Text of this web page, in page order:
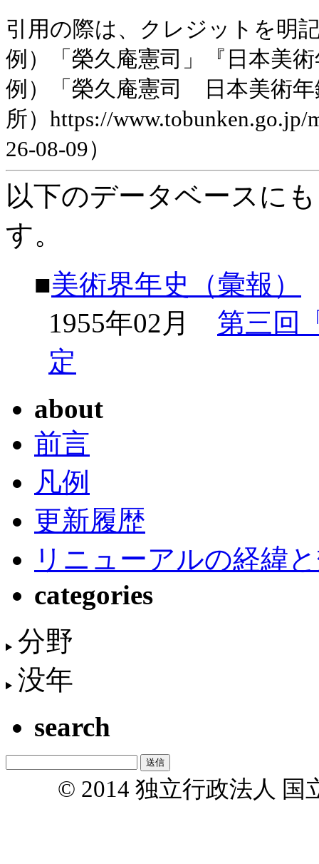
引用の際は、クレジットを明
例）「榮久庵憲司」『日本美
例）「榮久庵憲司 日本美術年
所）https://
26-08-09）
以下のデータベースに
す。
■美術界年史（彙報）
1955年02月 第三回
定
about
前言
凡例
更新履歴
リニューアルの経緯
categories
分野
没年
search
© 2014 独立行政法人 国